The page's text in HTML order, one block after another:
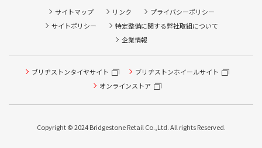
サイトマップ リンク
プライバシーポリシー
サイトポリシー
特定整備に関する弊社取組について
企業情報
ブリヂストンタイヤサイト
ブリヂストンホイールサイト
オンラインストア
Copyright © 2024 Bridgestone Retail Co.,Ltd. All rights Reserved.
タイヤ点検・安全点検/タイヤ履き替え/オイル交換/その他
ピット作業の予約
本日のタイヤ履き替え順番待ち予約 ※クローク契約会員の